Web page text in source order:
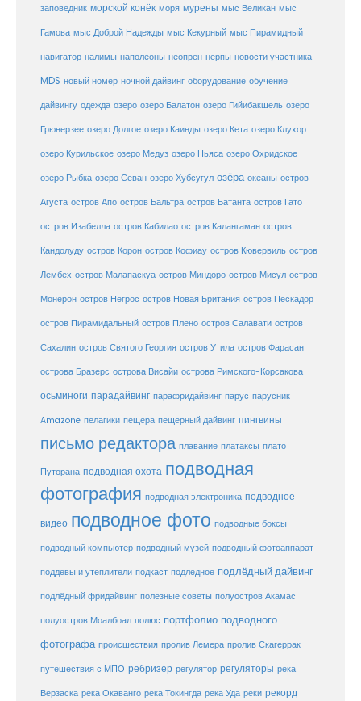
заповедник морской конёк моря мурены мыс Великан мыс
Гамова мыс Доброй Надежды мыс Кекурный мыс Пирамидный
навигатор налимы наполеоны неопрен нерпы новости участника
MDS новый номер ночной дайвинг оборудование обучение
дайвингу одежда озеро озеро Балатон озеро Гийибакшель озеро
Грюнерзее озеро Долгое озеро Каинды озеро Кета озеро Клухор
озеро Курильское озеро Медуз озеро Ньяса озеро Охридское
озеро Рыбка озеро Севан озеро Хубсугул озёра океаны остров
Агуста остров Апо остров Бальтра остров Батанта остров Гато
остров Изабелла остров Кабилао остров Калангаман остров
Кандолуду остров Корон остров Кофиау остров Кювервиль остров
Лембех остров Малапаскуа остров Миндоро остров Мисул остров
Монерон остров Негрос остров Новая Британия остров Пескадор
остров Пирамидальный остров Плено остров Салавати остров
Сахалин остров Святого Георгия остров Утила остров Фарасан
острова Бразерс острова Висайи острова Римского-Корсакова
осьминоги парадайвинг парафридайвинг парус парусник
Amazone пелагики пещера пещерный дайвинг пингвины
письмо редактора плавание платаксы плато
Путорана подводная охота подводная
фотография подводная электроника подводное
видео подводное фото подводные боксы
подводный компьютер подводный музей подводный фотоаппарат
поддевы и утеплители подкаст подлёдное подлёдный дайвинг
подлёдный фридайвинг полезные советы полуостров Акамас
полуостров Моалбоал полюс портфолио подводного
фотографа происшествия пролив Лемера пролив Скагеррак
путешествия с МПО ребризер регулятор регуляторы река
Верзаска река Окаванго река Токингда река Уда реки рекорд